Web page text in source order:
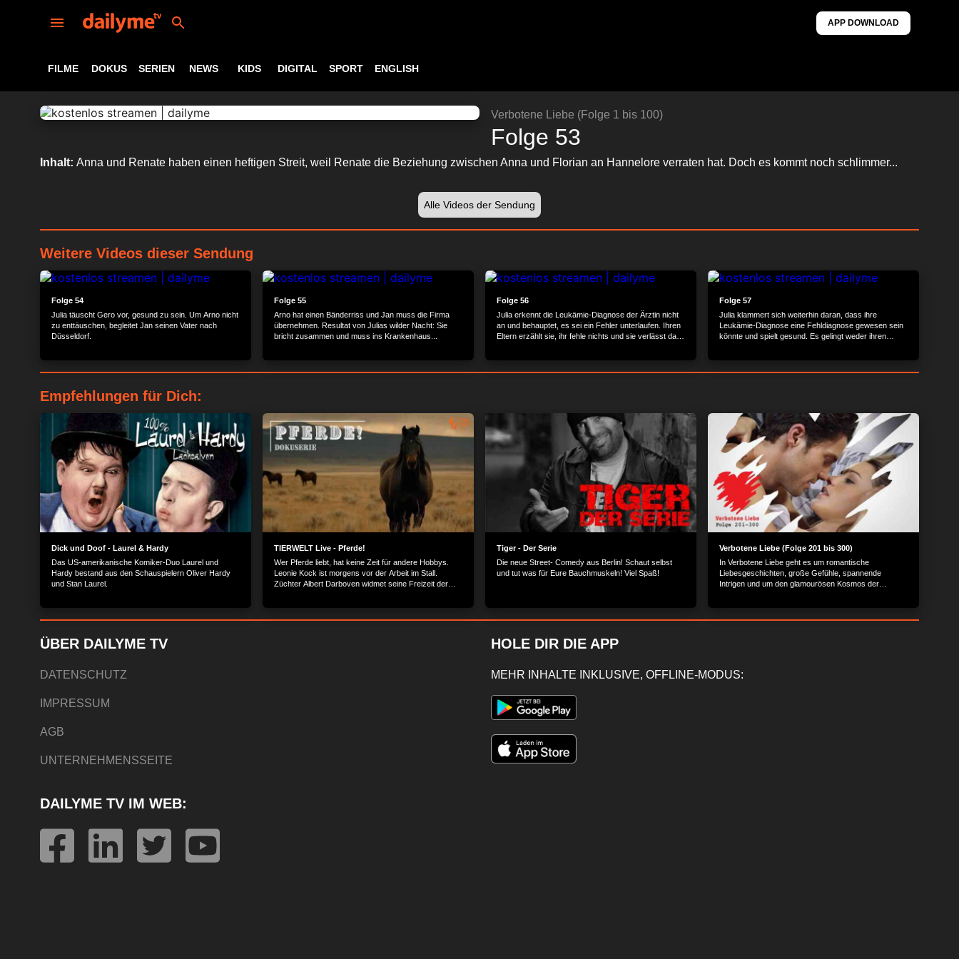
APP DOWNLOAD
FILME DOKUS SERIEN NEWS KIDS DIGITAL SPORT ENGLISH
ABSPIELEN 24:13
Verbotene Liebe (Folge 1 bis 100)
Folge 53
Inhalt: Anna und Renate haben einen heftigen Streit, weil Renate die Beziehung zwischen Anna und Florian an Hannelore verraten hat. Doch es kommt noch schlimmer...
Alle Videos der Sendung
Weitere Videos dieser Sendung
Folge 54
Julia täuscht Gero vor, gesund zu sein. Um Arno nicht
zu enttäuschen, begleitet Jan seinen Vater nach
Düsseldorf.
Folge 55
Arno hat einen Bänderriss und Jan muss die Firma
übernehmen. Resultat von Julias wilder Nacht: Sie
bricht zusammen und muss ins Krankenhaus...
Folge 56
Julia erkennt die Leukämie-Diagnose der Ärztin nicht
an und behauptet, es sei ein Fehler unterlaufen. Ihren
Eltern erzählt sie, ihr fehle nichts und sie verlässt dass
Folge 57
Julia klammert sich weiterhin daran, dass ihre
Leukämie-Diagnose eine Fehldiagnose gewesen sein
könnte und spielt gesund. Es gelingt weder ihren
Empfehlungen für Dich:
Dick und Doof - Laurel & Hardy
Das US-amerikanische Komiker-Duo Laurel und
Hardy bestand aus den Schauspielern Oliver Hardy
und Stan Laurel.
TIERWELT Live - Pferde!
Wer Pferde liebt, hat keine Zeit für andere Hobbys.
Leonie Kock ist morgens vor der Arbeit im Stall.
Züchter Albert Darboven widmet seine Freizeit der
Tiger - Der Serie
Die neue Street- Comedy aus Berlin! Schaut selbst
und tut was für Eure Bauchmuskeln! Viel Spaß!
Verbotene Liebe (Folge 201 bis 300)
In Verbotene Liebe geht es um romantische
Liebesgeschichten, große Gefühle, spannende
Intrigen und um den glamourösen Kosmos der
ÜBER DAILYME TV
DATENSCHUTZ
IMPRESSUM
AGB
UNTERNEHMENSSEITE
HOLE DIR DIE APP
MEHR INHALTE INKLUSIVE, OFFLINE-MODUS:
DAILYME TV IM WEB: